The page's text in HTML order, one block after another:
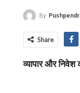
By
Share
व्यापार और निवेश